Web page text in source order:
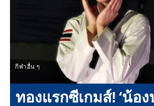
กีฬาอื่น ๆ
ทองแรกซีเกมส์! ‘น้อง